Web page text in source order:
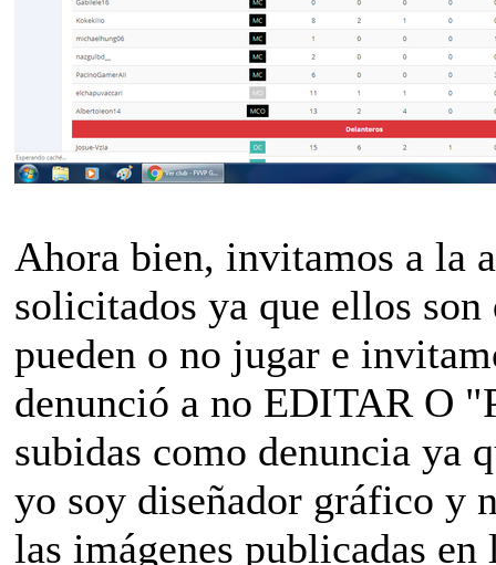
Ahora bien, invitamos a la
solicitados ya que ellos son
pueden o no jugar e
denunció a no EDITAR O
subidas como denuncia ya
yo soy diseñador gráfico y
las imágenes publicadas